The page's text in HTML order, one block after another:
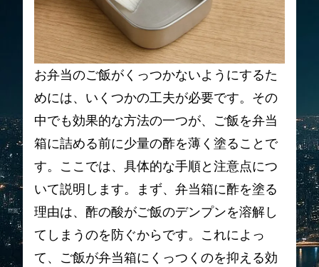
お弁当のご飯がくっつかないようにするた
めには、いくつかの工夫が必要です。その
中でも効果的な方法の一つが、ご飯を弁当
箱に詰める前に少量の酢を薄く塗ることで
す。ここでは、具体的な手順と注意点につ
いて説明します。まず、弁当箱に酢を塗る
理由は、酢の酸がご飯のデンプンを溶解し
てしまうのを防ぐからです。これによっ
て、ご飯が弁当箱にくっつくのを抑える効